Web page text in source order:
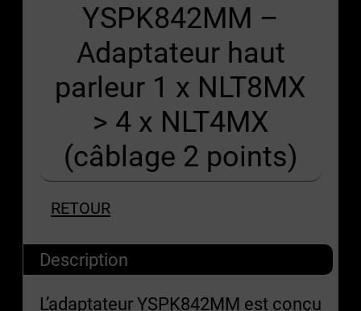
YSPK842MM –
Adaptateur haut
parleur 1 x NLT8MX
> 4 x NLT4MX
(câblage 2 points)
RETOUR
Description
L’adaptateur YSPK842MM est conçu